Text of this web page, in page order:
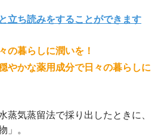
立ち読みをすることができます
の暮らしに潤いを！
やかな薬用成分で日々の暮らしに
蒸気蒸留法で採り出したときに、
」。